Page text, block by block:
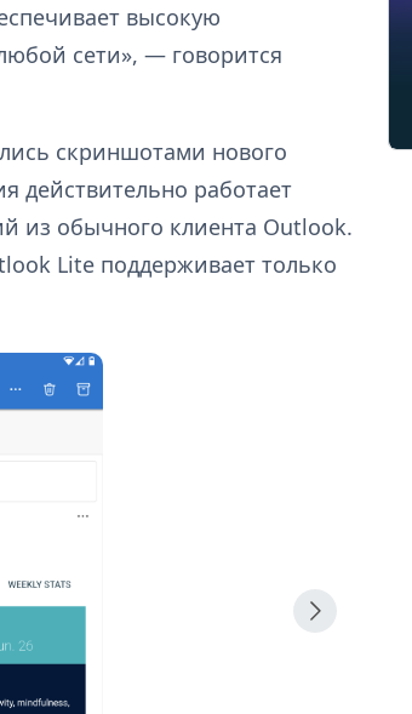
высокую
сети», — говорится
скриншотами нового
действительно работает
из обычного клиента Outlook.
Lite поддерживает только